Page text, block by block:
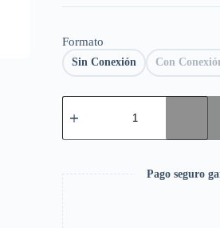
Formato
Sin Conexión Con
Pago seguro